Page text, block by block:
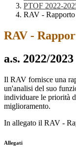
PTOF 2022-
RAV -
RAV -
a.s. 2022/2023
Il RAV fornisce una
un'analisi del suo
individuare le priorità
miglioramento.
In allegato il RAV -
Allegati